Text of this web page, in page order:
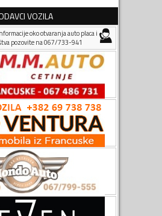
VOZILA
oko otvaranja auto placa i
pozovite na 067/733-941